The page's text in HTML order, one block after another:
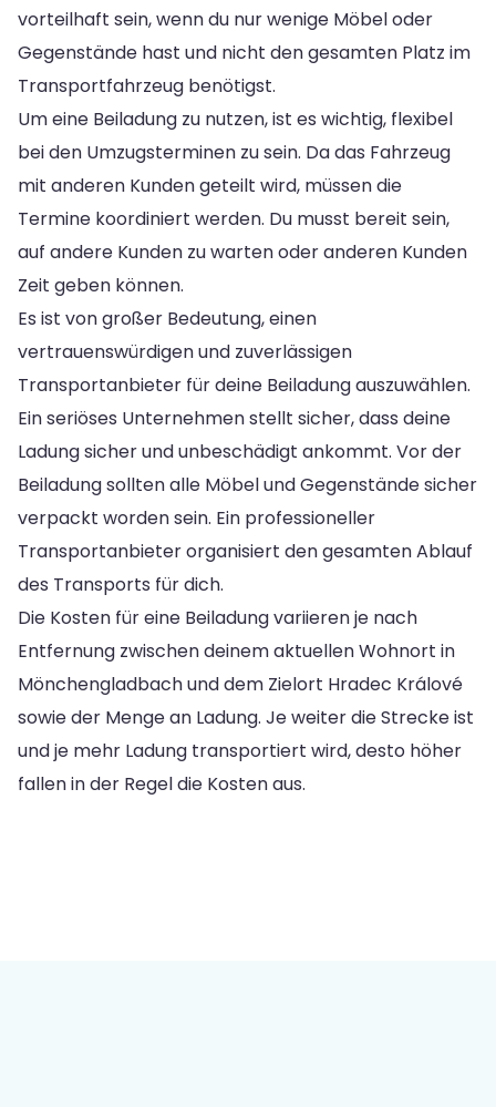
vorteilhaft sein, wenn du nur wenige Möbel oder
Gegenstände hast und nicht den gesamten Platz im
Transportfahrzeug benötigst.
Um eine Beiladung zu nutzen, ist es wichtig, flexibel
bei den Umzugsterminen zu sein. Da das Fahrzeug
mit anderen Kunden geteilt wird, müssen die
Termine koordiniert werden. Du musst bereit sein,
auf andere Kunden zu warten oder anderen Kunden
Zeit geben können.
Es ist von großer Bedeutung, einen
vertrauenswürdigen und zuverlässigen
Transportanbieter für deine Beiladung auszuwählen.
Ein seriöses Unternehmen stellt sicher, dass deine
Ladung sicher und unbeschädigt ankommt. Vor der
Beiladung sollten alle Möbel und Gegenstände sicher
verpackt worden sein. Ein professioneller
Transportanbieter organisiert den gesamten Ablauf
des Transports für dich.
Die Kosten für eine Beiladung variieren je nach
Entfernung zwischen deinem aktuellen Wohnort in
Mönchengladbach und dem Zielort Hradec Králové
sowie der Menge an Ladung. Je weiter die Strecke ist
und je mehr Ladung transportiert wird, desto höher
fallen in der Regel die Kosten aus.